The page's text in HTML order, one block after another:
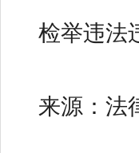
检举违法
来源：法